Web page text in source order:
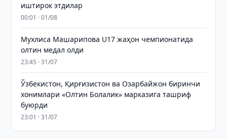
иштирок этдилар
00:01 · 01/08
Мухлиса Машарипова U17 жаҳон чемпионатида
олтин медал олди
23:45 · 31/07
Ўзбекистон, Қирғизистон ва Озарбайжон биринчи
хонимлари «Олтин Болалик» марказига ташриф
буюрди
23:01 · 31/07